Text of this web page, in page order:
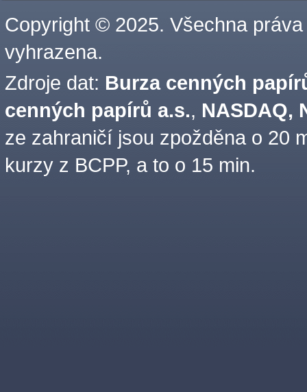
Copyright © 2025. Všechna práva
vyhrazena.
Zdroje dat: Burza cenných
cenných papírů a.s., NASDAQ,
ze zahraničí jsou zpožděna o 20
kurzy z BCPP, a to o 15 min.